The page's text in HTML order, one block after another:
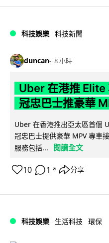
科技娛樂 科技新聞
duncan 8 小時
Uber 在港推 Elite
冠忠巴士推豪華
Uber 在香港推出亞太區首個
冠忠巴士提供豪華 MPV 專車
服務包括...
閱讀全文
10 1 ↗ 分享
科技娛樂 生活科技 環保